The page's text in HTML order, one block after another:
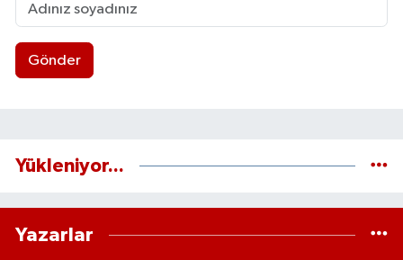
Gönder
Yükleniyor...
Yazarlar